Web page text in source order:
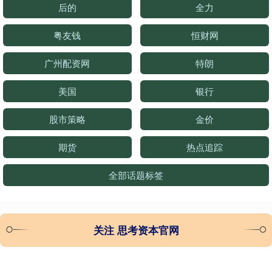
后的 全力
粤友钱 恒财网
广州配资网 特朗
美国 银行
股市策略 金价
期货 热点追踪
全部话题标签
关注 思考资本官网